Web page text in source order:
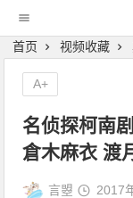
首页 视频收藏
名侦探柯南
倉木麻衣 渡
言曌 2017
A+